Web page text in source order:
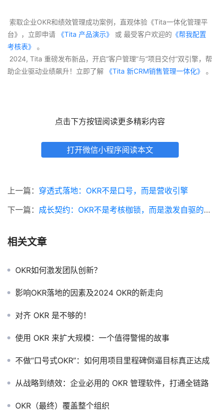
台》，立即申请 《Tita 产品演示》 或 最受客户欢迎的 《帮我配置
考核表》
。
助企业驱动业绩飙升！立即了解 《Tita 新CRM销售管理一体化》 。
点击下方按钮阅读更多精彩内容
打开微信小程序阅读本文
上一篇： 穿透式落地：OKR不是口号，而是营收引擎
下一篇： 成长契约：OKR不是考核枷锁，而是激发自驱的挑战
相关文章
OKR如何激发团队创新？
影响OKR落地的因素及2024 OKR的新走向
对齐 OKR 是不够的！
使用 OKR 来扩大规模：一个值得警惕的故事
不做“口号式OKR”：如何用项目里程碑倒逼目标真正达成
从战略到绩效：企业必用的 OKR 管理软件，打通全链路
OKR（最终）覆盖整个组织